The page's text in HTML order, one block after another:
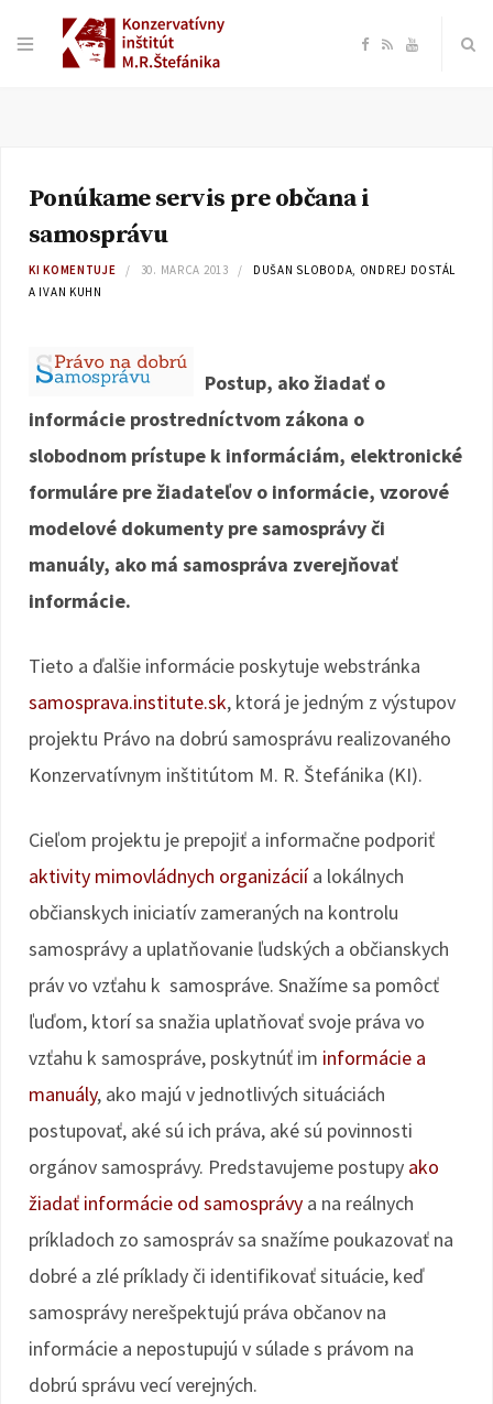
F
e
b
o
R Y
u
Ponúkame servis pre občana i
samosprávu
KI KOMENTUJE 30. MARCA 2013
DUŠAN SLOBODA, ONDREJ DOSTÁL
A IVAN KUHN
Postup, ako žiadať o
informácie prostredníctvom zákona o
slobodnom prístupe k informáciám, elektronické
formuláre pre žiadateľov o informácie, vzorové
modelové dokumenty pre samosprávy či
manuály, ako má samospráva zverejňovať
informácie.
Tieto a ďalšie informácie poskytuje webstránka
samosprava.institute.sk, ktorá je jedným z výstupov
projektu Právo na dobrú samosprávu realizovaného
Konzervatívnym inštitútom M. R. Štefánika (KI).
Cieľom projektu je prepojiť a informačne podporiť
aktivity mimovládnych organizáciía lokálnych
občianskych iniciatív zameraných na kontrolu
samosprávy a uplatňovanie ľudských a občianskych
práv vo vzťahu k samospráve. Snažíme sa pomôcť
ľuďom, ktorí sa snažia uplatňovať svoje práva vo
vzťahu k samospráve, poskytnúť im informácie a
manuály, ako majú v jednotlivých situáciách
postupovať, aké sú ich práva, aké sú povinnosti
orgánov samosprávy. Predstavujeme postupy ako
žiadať informácie od samosprávy a na reálnych
príkladoch zo samospráv sa snažíme poukazovať na
dobré a zlé príklady či identifikovať situácie, keď
samosprávy nerešpektujú práva občanov na
informácie a nepostupujú v súlade s právom na
dobrú správu vecí verejných.